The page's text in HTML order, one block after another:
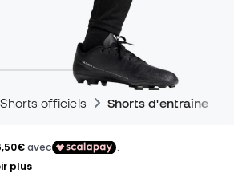
Shorts officiels Shorts